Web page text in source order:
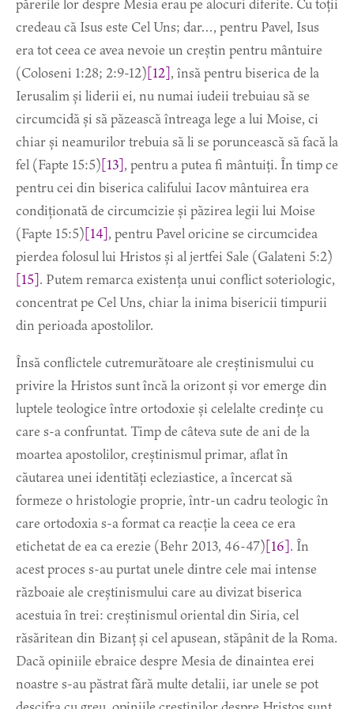
părerile lor despre Mesia erau pe alocuri diferite. Cu toții
credeau că Isus este Cel Uns; dar…, pentru Pavel, Isus
era tot ceea ce avea nevoie un creștin pentru mântuire
(Coloseni 1:28; 2:9-12)[12], însă pentru biserica de la
Ierusalim și liderii ei, nu numai iudeii trebuiau să se
circumcidă și să păzească întreaga lege a lui Moise, ci
chiar și neamurilor trebuia să li se poruncească să facă la
fel (Fapte 15:5)[13], pentru a putea fi mântuiți. În timp ce
pentru cei din biserica califului Iacov mântuirea era
condiționată de circumcizie și păzirea legii lui Moise
(Fapte 15:5)[14], pentru Pavel oricine se circumcidea
pierdea folosul lui Hristos și al jertfei Sale (Galateni 5:2)
[15]. Putem remarca existența unui conflict soteriologic,
concentrat pe Cel Uns, chiar la inima bisericii timpurii
din perioada apostolilor.
Însă conflictele cutremurătoare ale creștinismului cu
privire la Hristos sunt încă la orizont și vor emerge din
luptele teologice între ortodoxie și celelalte credințe cu
care s-a confruntat. Timp de câteva sute de ani de la
moartea apostolilor, creștinismul primar, aflat în
căutarea unei identități ecleziastice, a încercat să
formeze o hristologie proprie, într-un cadru teologic în
care ortodoxia s-a format ca reacție la ceea ce era
etichetat de ea ca erezie (Behr 2013, 46-47)[16]. În
acest proces s-au purtat unele dintre cele mai intense
războaie ale creștinismului care au divizat biserica
acestuia în trei: creștinismul oriental din Siria, cel
răsăritean din Bizanț și cel apusean, stăpânit de la Roma.
Dacă opiniile ebraice despre Mesia de dinaintea erei
noastre s-au păstrat fără multe detalii, iar unele se pot